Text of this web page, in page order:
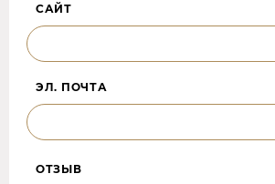
САЙТ
ЭЛ. ПОЧТА
ОТЗЫВ